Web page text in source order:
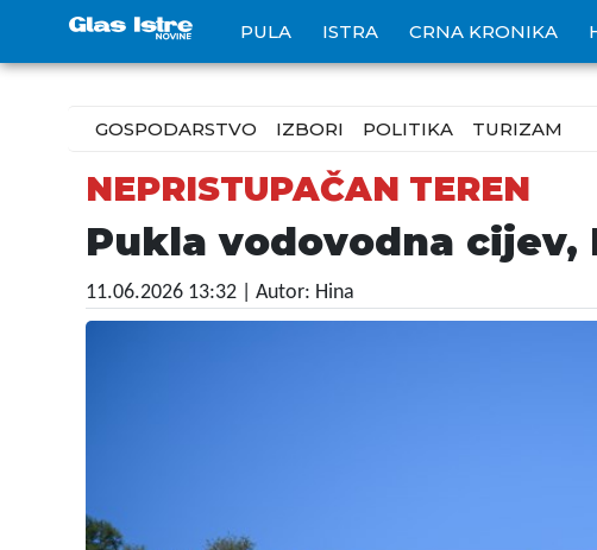
PULA ISTRA CRNA KRONIKA
GOSPODARSTVO IZBORI POLITIKA TURIZAM
NEPRISTUPAČAN TEREN
Pukla vodovodna
11.06.2026 13:32 | Autor: Hina